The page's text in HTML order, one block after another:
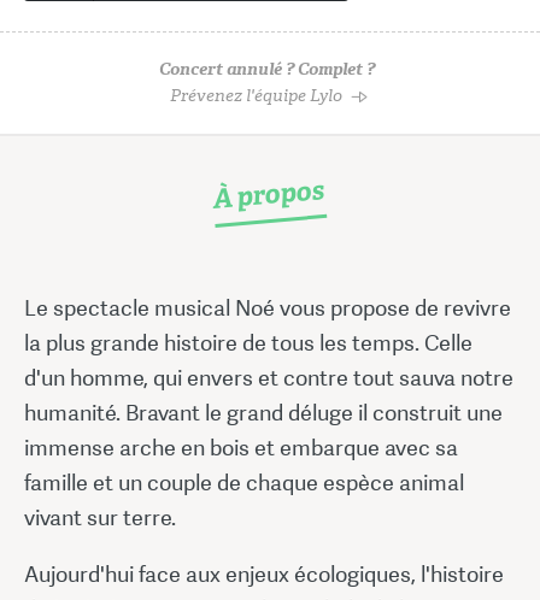
Concert annulé ? Complet ?
Prévenez l'équipe Lylo
À propos
Le spectacle musical Noé vous propose de revivre
la plus grande histoire de tous les temps. Celle
d'un homme, qui envers et contre tout sauva notre
humanité. Bravant le grand déluge il construit une
immense arche en bois et embarque avec sa
famille et un couple de chaque espèce animal
vivant sur terre.
Aujourd'hui face aux enjeux écologiques, l'histoire